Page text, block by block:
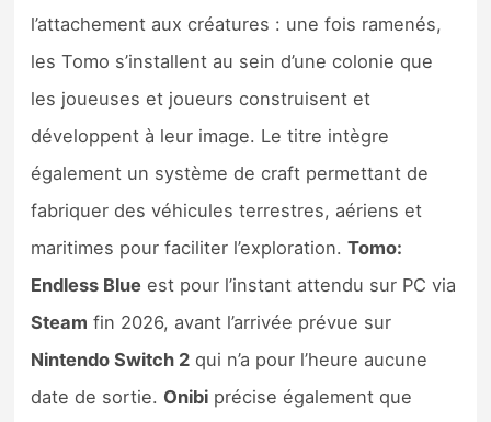
l’attachement aux créatures : une fois ramenés,
les Tomo s’installent au sein d’une colonie que
les joueuses et joueurs construisent et
développent à leur image. Le titre intègre
également un système de craft permettant de
fabriquer des véhicules terrestres, aériens et
maritimes pour faciliter l’exploration.Tomo:
Endless Blue est pour l’instant attendu sur PC via
Steam fin 2026, avant l’arrivée prévue sur
Nintendo Switch 2 qui n’a pour l’heure aucune
date de sortie. Onibi précise également que